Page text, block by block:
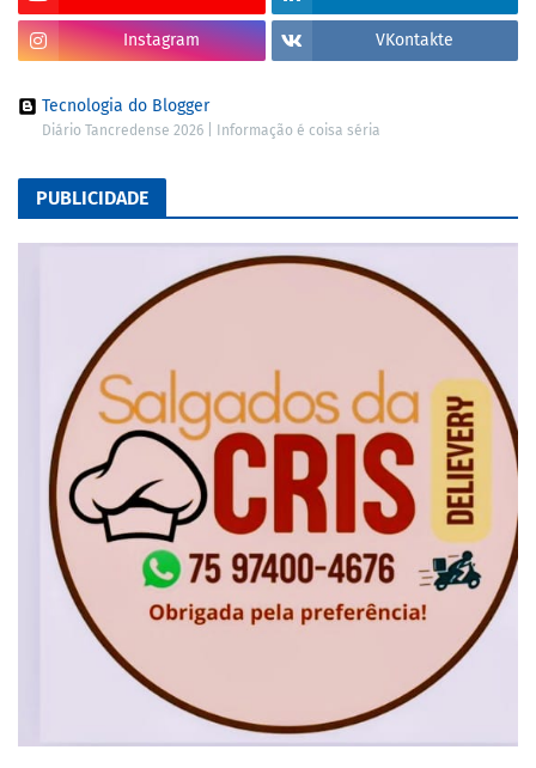
Instagram VKontakte
Tecnologia do Blogger
Diário Tancredense 2026 | Informação é coisa séria
PUBLICIDADE